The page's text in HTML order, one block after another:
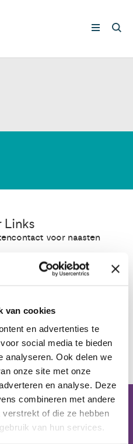
van cookies
en advertenties te
social media te bieden
analyseren. Ook delen we
onze site met onze
en analyse. Deze
combineren met andere
of die ze hebben
van hun services.
Links
voor naasten